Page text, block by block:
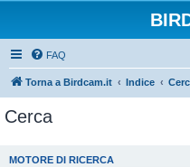
FAQ
Torna a Birdcam.it Indice
Cerca
MOTORE DI RICERCA